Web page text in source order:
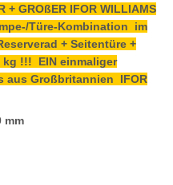
+ GROßER IFOR WILLIAMS
Türe-Kombination im
+ Seitentüre +
kg !!! EIN einmaliger
aus Großbritannien IFOR
mm